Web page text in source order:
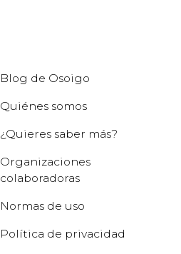
Blog de Osoigo
Quiénes somos
¿Quieres saber más?
Organizaciones
colaboradoras
Normas de uso
Política de privacidad